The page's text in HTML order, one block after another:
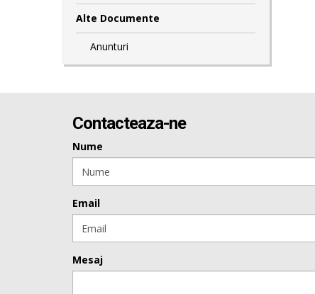
Alte Documente
Anunturi
Contacteaza-ne
Nume
Email
Mesaj